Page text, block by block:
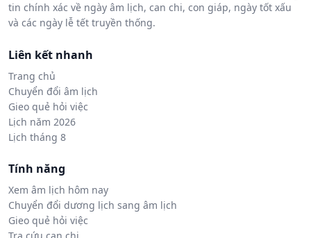
tin chính xác về ngày âm lịch, can chi, con giáp, ngày tốt xấu
và các ngày lễ tết truyền thống.
Liên kết nhanh
Trang chủ
Chuyển đổi âm lịch
Gieo quẻ hỏi việc
Lịch năm 2026
Lịch tháng 8
Tính năng
Xem âm lịch hôm nay
Chuyển đổi dương lịch sang âm lịch
Gieo quẻ hỏi việc